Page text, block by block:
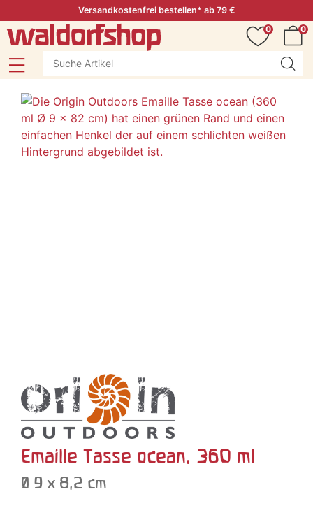
Versandkostenfrei bestellen* ab 79 €
0
0
Emaille Tasse ocean, 360 ml
Ø 9 x 8,2 cm